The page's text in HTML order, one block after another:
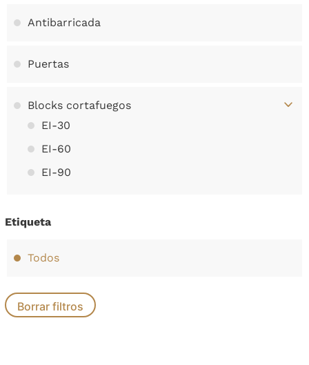
Antibarricada
Puertas
Blocks cortafuegos
EI-30
EI-60
EI-90
Etiqueta
Todos